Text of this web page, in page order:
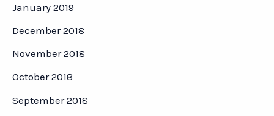
January 2019
December 2018
November 2018
October 2018
September 2018